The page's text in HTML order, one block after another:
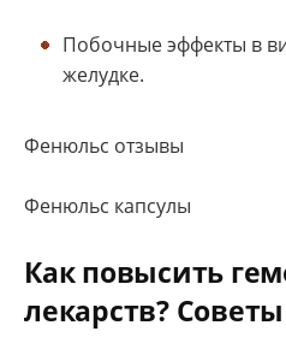
Побочные эффекты в
желудке.
Фенюльс отзывы
Фенюльс капсулы
Как повысить
лекарств?